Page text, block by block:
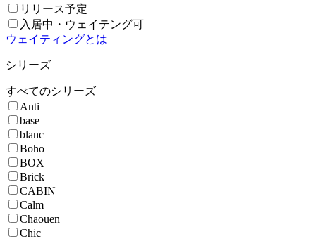
リリース予定
入居中・ウェイテング可
ウェイティングとは
シリーズ
すべてのシリーズ
Anti
base
blanc
Boho
BOX
Brick
CABIN
Calm
Chaouen
Chic